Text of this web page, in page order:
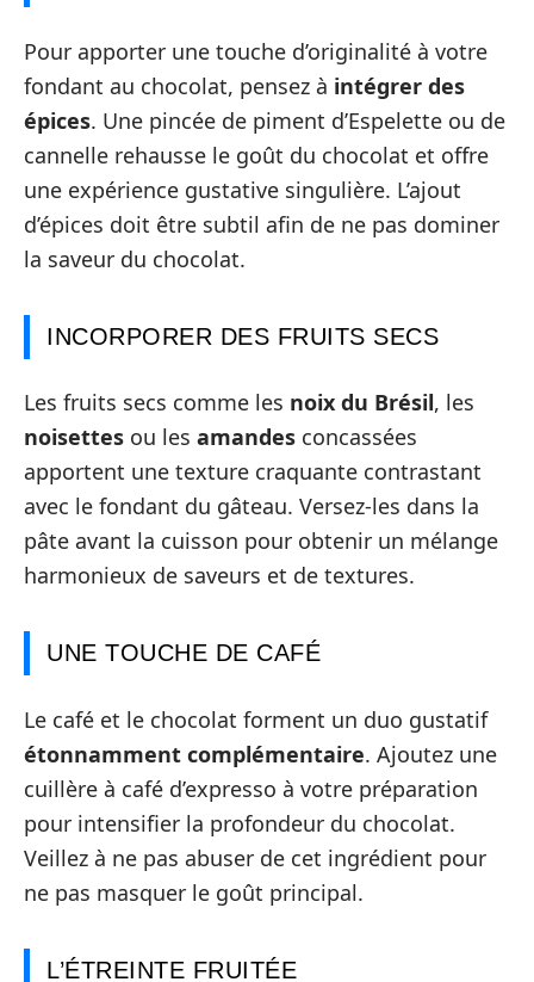
Pour apporter une touche d’originalité à votre
fondant au chocolat, pensez à intégrer des
épices. Une pincée de piment d’Espelette ou de
cannelle rehausse le goût du chocolat et offre
une expérience gustative singulière. L’ajout
d’épices doit être subtil afin de ne pas dominer
la saveur du chocolat.
INCORPORER DES FRUITS SECS
Les fruits secs comme les noix du Brésil, les
noisettes ou les amandes concassées
apportent une texture craquante contrastant
avec le fondant du gâteau. Versez-les dans la
pâte avant la cuisson pour obtenir un mélange
harmonieux de saveurs et de textures.
UNE TOUCHE DE CAFÉ
Le café et le chocolat forment un duo gustatif
étonnamment complémentaire. Ajoutez une
cuillère à café d’expresso à votre préparation
pour intensifier la profondeur du chocolat.
Veillez à ne pas abuser de cet ingrédient pour
ne pas masquer le goût principal.
L’ÉTREINTE FRUITÉE